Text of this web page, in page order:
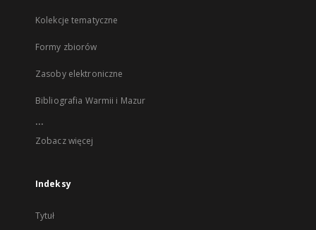
Kolekcje tematyczne
Formy zbiorów
Zasoby elektroniczne
Bibliografia Warmii i Mazur
...
Zobacz więcej
Indeksy
Tytuł